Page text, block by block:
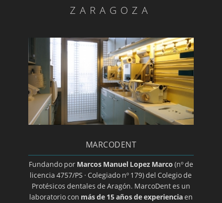
Día mundial de la salud bucodental
Endodoncia
Estomatitis
Gingivitis/a>
Glositis
Guía básica sobre la colocación de un implante
Herpes oral
Higiene dental
Ortodoncia transparente
ZARAGOZA
MARCODENT
Fundando por Marcos Manuel Lopez Marco (nº de
licencia 4757/PS · Colegiado nº 179) del Colegio de
Protésicos dentales de Aragón. MarcoDent es un
laboratorio con más de 15 años de experienciaen